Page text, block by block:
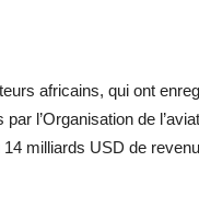
africains, qui ont
l’Organisation de
milliards USD de